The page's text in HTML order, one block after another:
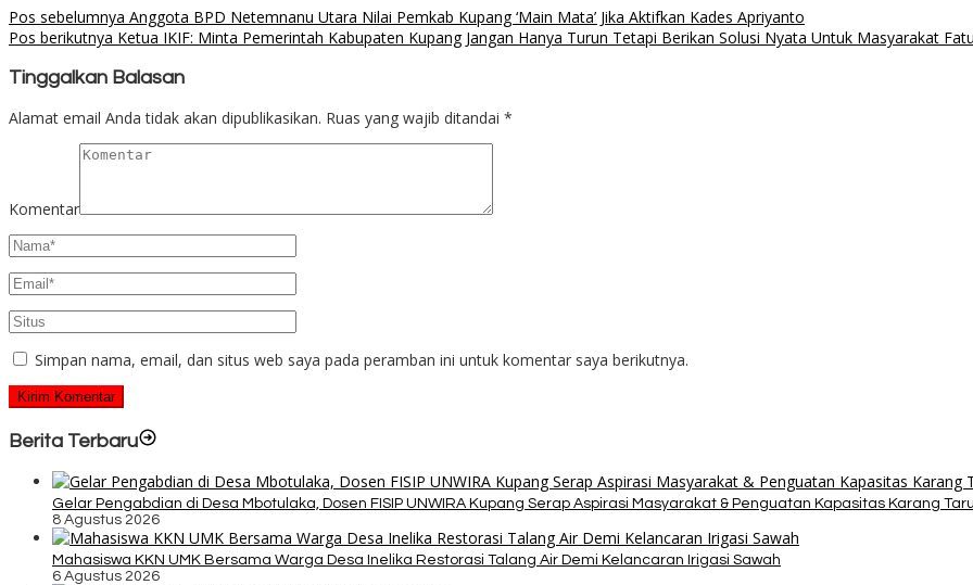
Pos sebelumnya Anggota BPD Netemnanu Utara Nilai Pemkab Kupang ‘Main Mata’ Jika Aktifkan Kades Apriyanto
Pos berikutnya Ketua IKIF: Minta Pemerintah Kabupaten Kupang Jangan Hanya Turun Tetapi Berikan Solusi Nyata Untuk Masyarakat
Tinggalkan Balasan
Alamat email Anda tidak akan dipublikasikan. Ruas yang wajib ditandai *
Komentar
Simpan nama, email, dan situs web saya pada peramban ini untuk komentar saya berikutnya.
Berita Terbaru
Gelar Pengabdian di Desa Mbotulaka, Dosen FISIP UNWIRA Kupang Serap Aspirasi Masyarakat & Penguatan Kapasitas Karang
8 Agustus 2026
Mahasiswa KKN UMK Bersama Warga Desa Inelika Restorasi Talang Air Demi Kelancaran Irigasi Sawah
6 Agustus 2026